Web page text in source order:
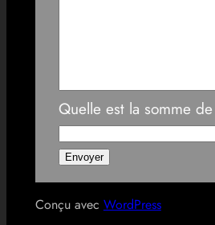
Quelle est la somme
Conçu avec WordPress